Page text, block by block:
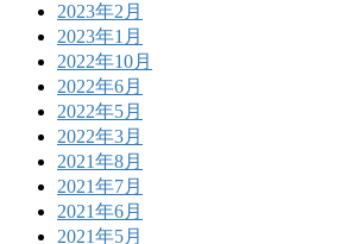
2023年2月
2023年1月
2022年10月
2022年6月
2022年5月
2022年3月
2021年8月
2021年7月
2021年6月
2021年5月